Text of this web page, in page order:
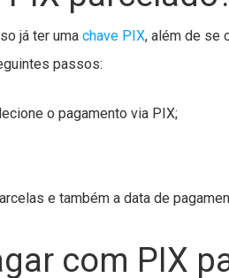
já ter uma chave PIX, além de se
passos:
o pagamento via PIX;
e também a data de
com PIX